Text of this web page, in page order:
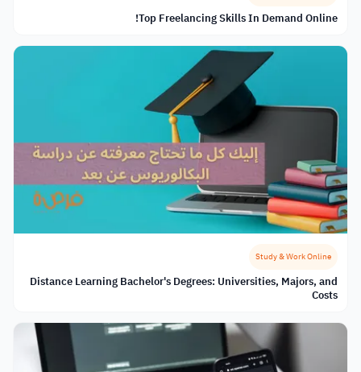
Top Freelancing Skills In Demand Online!
Study & Work Online
Distance Learning Bachelor's Degrees: Universities, Majors, and
Costs